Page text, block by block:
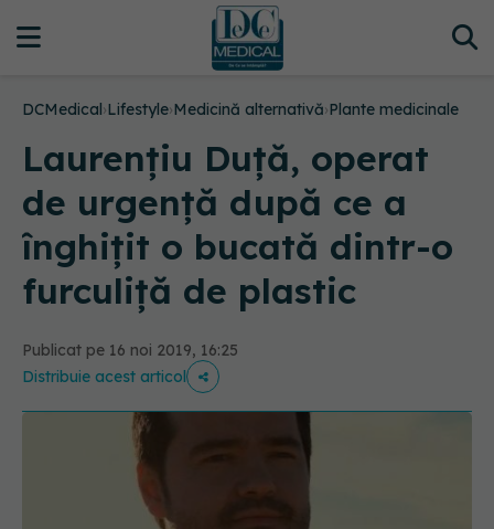
DCMedical›Lifestyle›Medicină alternativă›Plante medicinale
Laurențiu Duță, operat
de urgență după ce a
înghițit o bucată dintr-o
furculiță de plastic
Publicat pe 16 noi 2019, 16:25
Distribuie acest articol